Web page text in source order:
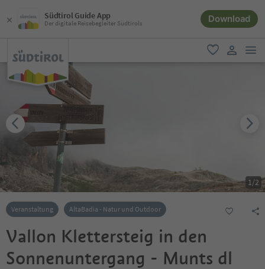
Südtirol Guide App
Der digitale Reisebegleiter Südtirols Download
favorit
user link
1/2
Veranstaltung AltaBadia - Natur und Outdoor
Vallon Klettersteig in den
Sonnenuntergang - Munts dl